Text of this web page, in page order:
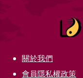
關於我們
會員隱私權政策